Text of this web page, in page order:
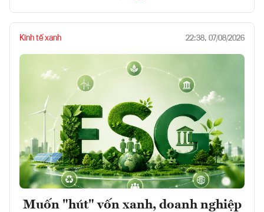
Kinh tế xanh 22:38, 07/08/2026
Muốn "hút" vốn xanh, doanh nghiệp